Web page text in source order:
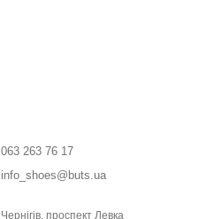
063 263 76 17
info_shoes@buts.ua
Чернігів, проспект Левка